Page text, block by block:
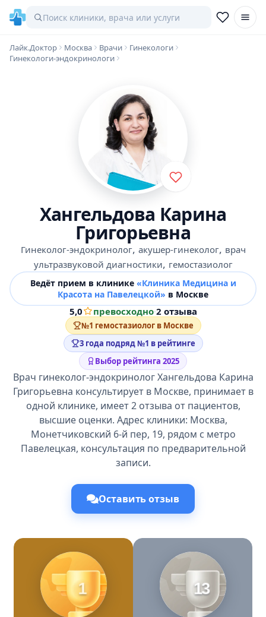
Лайк.Доктор Москва Врачи
Гинекологи
Гинекологи-эндокринологи
Хангельдова Карина
Григорьевна
Гинеколог-эндокринолог, акушер-гинеколог, врач
ультразвуковой диагностики, гемостазиолог
Ведёт прием в клинике «Клиника Медицина и
Красота на Павелецкой» в Москве
5,0 превосходно·2 отзыва
№1 гемостазиолог в Москве
3 года подряд №1 в рейтинге
Выбор рейтинга 2025
Врач гинеколог-эндокринолог Хангельдова Карина
Григорьевна консультирует в Москве, принимает в
одной клинике, имеет 2 отзыва от пациентов,
высшие оценки. Адрес клиники: Москва,
Монетчиковский 6-й пер, 19, рядом с метро
Павелецкая, консультация по предварительной
записи.
Оставить отзыв
1 13